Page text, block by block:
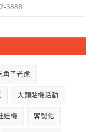
3888
角子老虎
大頭貼機活動
娃機 客製化